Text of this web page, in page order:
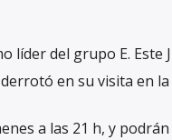
líder del grupo E. Este
en su visita en
a las 21 h, y